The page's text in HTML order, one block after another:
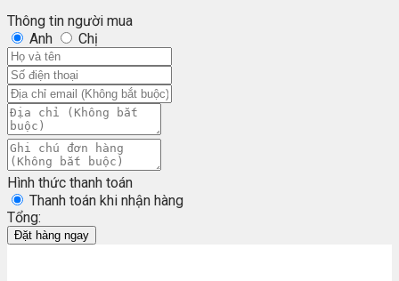
Thông tin người mua
Anh
Chị
Hình thức thanh toán
Thanh toán khi nhận hàng
Tổng:
Đặt hàng ngay